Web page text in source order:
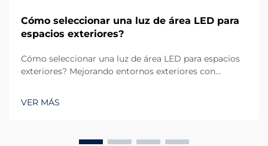
Cómo seleccionar una luz de área LED para
espacios exteriores?
Cómo seleccionar una luz de área LED para espacios
exteriores? Mejorando entornos exteriores con
desempeña un papel crucial tanto en funcionalidad
como en estética. Ya sea un gran estacionamiento, un
VER MÁS